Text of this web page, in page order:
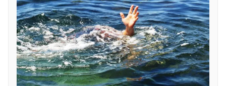
VTV4 Vươn mình bằng AI
VTV9 VTV8
Liên hệ tòa soạn English